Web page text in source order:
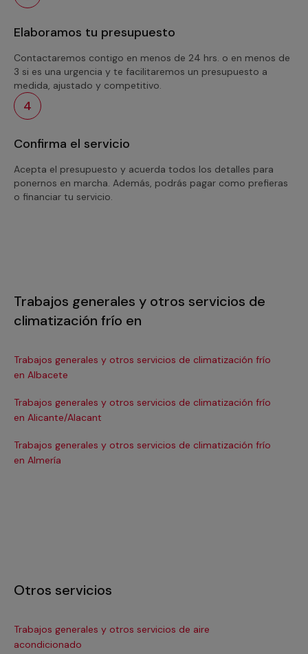
Elaboramos tu presupuesto
Contactaremos contigo en menos de 24 hrs. o en menos de
3 si es una urgencia y te facilitaremos un presupuesto a
medida, ajustado y competitivo.
4
Confirma el servicio
Acepta el presupuesto y acuerda todos los detalles para
ponernos en marcha. Además, podrás pagar como prefieras
o financiar tu servicio.
Trabajos generales y otros servicios de
climatización frío en
Trabajos generales y otros servicios de climatización frío
en Albacete
Trabajos generales y otros servicios de climatización frío
en Alicante/Alacant
Trabajos generales y otros servicios de climatización frío
en Almería
Otros servicios
Trabajos generales y otros servicios de aire
acondicionado